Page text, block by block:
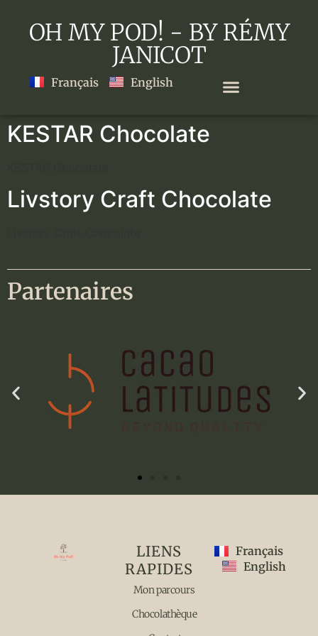
OH MY POD! - BY RÉMY
JANICOT
Français English
KESTAR Chocolate
Livstory Craft Chocolate
Partenaires
LIENS
RAPIDES
Mon parcours
Chocolathèque
Français
English